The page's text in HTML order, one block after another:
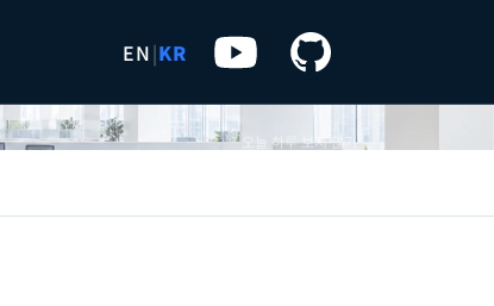
EN|KR
오늘 하루 보지 않기